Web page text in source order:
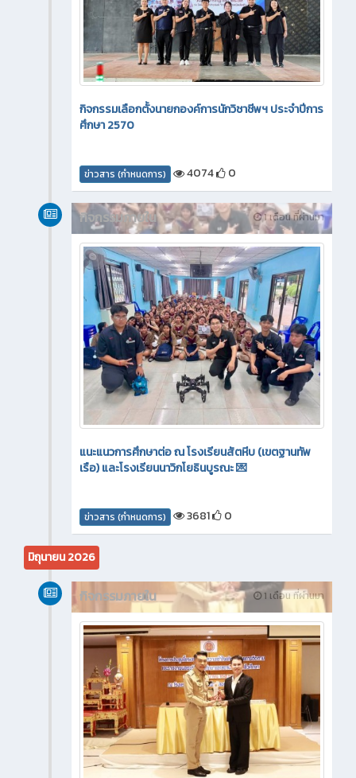
กิจกรรมเลือกตั้งนายกองค์การนักวิชาชีพฯ ประจำปีการ
ศึกษา 2570
ข่าวสาร (กำหนดการ) 4074 0
1 เดือน ที่ผ่านมา
กิจกรรมภายใน
แนะแนวการศึกษาต่อ ณ โรงเรียนสัตหีบ (เขตฐานทัพ
เรือ) และโรงเรียนนาวิกโยธินบูรณะ 💌
ข่าวสาร (กำหนดการ) 3681 0
มิถุนายน 2026
1 เดือน ที่ผ่านมา
กิจกรรมภายใน